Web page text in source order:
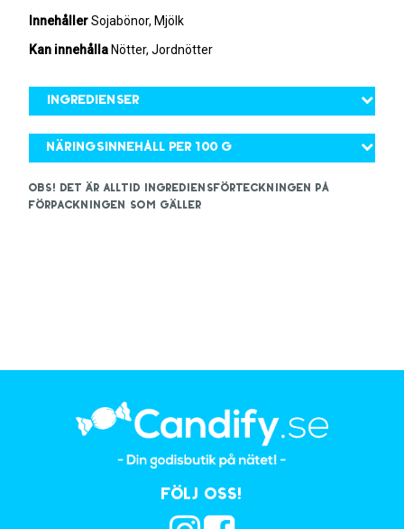
InnehållerSojabönor, Mjölk
Kan innehålla Nötter, Jordnötter
Ingredienser
Näringsinnehåll per 100 g
OBS! Det är alltid ingrediensförteckningen på
förpackningen som gäller
Följ oss!